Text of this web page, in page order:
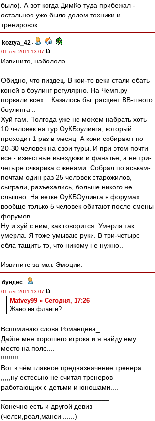
было). А вот когда ДимКо туда прибежал -
остальное уже было делом техники и
тренировок.
koztya_42 -
01 сен 2011 13:07
Извините, наболело...
Обидно, что пиздец. В кои-то веки стали ебать
коней в боулинг регулярно. На Чемп.ру
порвали всех... Казалось бы: расцвет ВВ-шного
боулинга...
Хуй там. Полгода уже не можем набрать хоть
10 человек на тур ОуКБоулинга, который
проходит 1 раз в месяц. А кони собирают по
20-30 человек на свои туры. И при этом почти
все - известные выездюки и фанатье, а не три-
четыре очкарика с женами. Собрал по аськам-
почтам один раз 25 человек старожилов,
сыграли, разъехались, больше никого не
слышно. На ветке ОуКБОулинга в форумах
вообще только 5 человек обитают после смены
форумов...
Ну и хуй с ним, как говорится. Умерла так
умерла. Я тоже умываю руки. В три-четыре
ебла тащить то, что никому не нужно...
Извините за мат. Эмоции.
бундес -
01 сен 2011 13:07
Matvey99 » Сегодня, 17:26
Жано на фланге?
Вспоминаю слова Романцева_
Дайте мне хорошего игрока и я найду ему
место на поле....
!!!!!!!!!
Вот в чём главное предназначение тренера
,,,,,ну естесьно не считая тренеров
работающих с детьми и юношами....
Конечно есть и другой девиз
(челси,реал,манси,......)